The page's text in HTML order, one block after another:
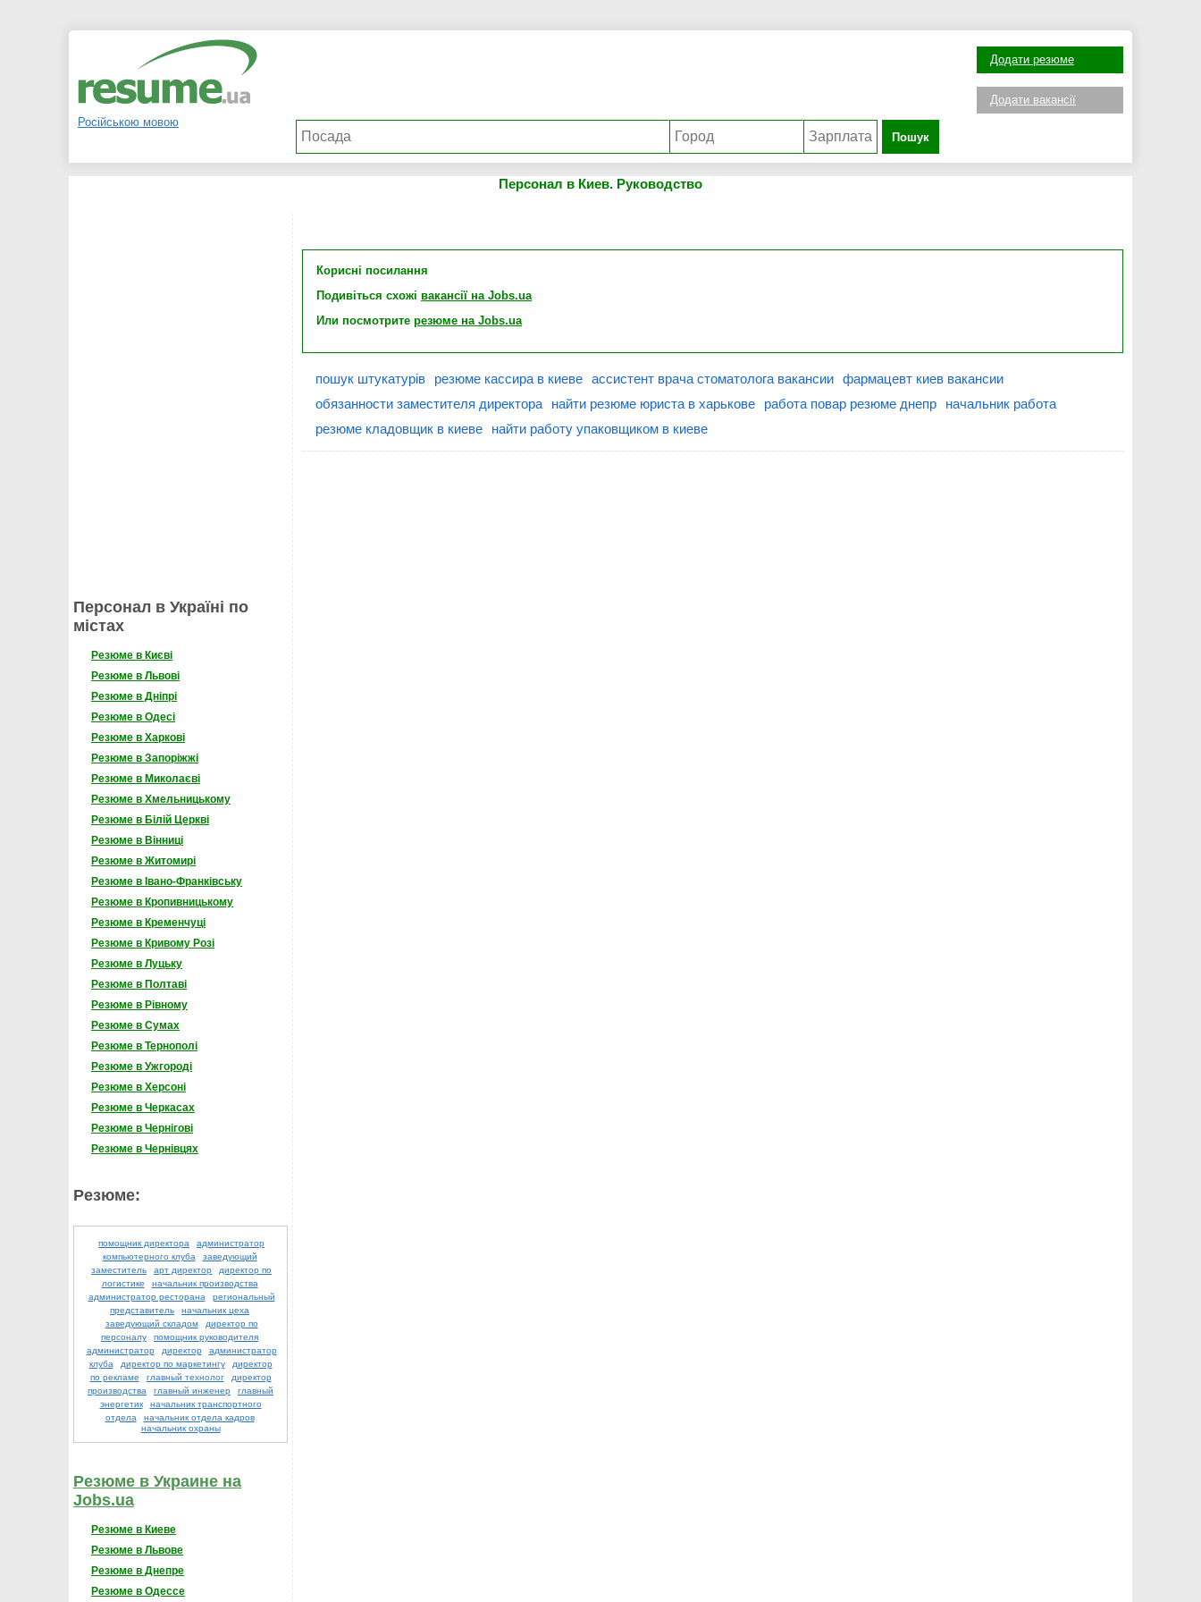
Російською мовою
Пошук
Додати резюме
Додати вакансії
Персонал в Киев. Руководство
Персонал в Україні по
містах
Резюме в Києві
Резюме в Львові
Резюме в Дніпрі
Резюме в Одесі
Резюме в Харкові
Резюме в Запоріжжі
Резюме в Миколаєві
Резюме в Хмельницькому
Резюме в Білій Церкві
Резюме в Вінниці
Резюме в Житомирі
Резюме в Івано-Франківську
Резюме в Кропивницькому
Резюме в Кременчуці
Резюме в Кривому Розі
Резюме в Луцьку
Резюме в Полтаві
Резюме в Рівному
Резюме в Сумах
Резюме в Тернополі
Резюме в Ужгороді
Резюме в Херсоні
Резюме в Черкасах
Резюме в Чернігові
Резюме в Чернівцях
Резюме:
помощник директора
администратор
компьютерного клуба
заведующий
заместитель
арт директор
директор по
логистике
начальник производства
администратор ресторана
региональный
представитель
начальник цеха
заведующий складом
директор по
персоналу
помощник руководителя
администратор
директор
администратор
клуба
директор по маркетингу
директор
по рекламе
главный технолог
директор
производства
главный инженер
главный
энергетик
начальник транспортного
отдела
начальник отдела кадров
начальник охраны
Резюме в Украине на
Jobs.ua
Резюме в Киеве
Резюме в Львове
Резюме в Днепре
Резюме в Одессе
Корисні посилання
Подивіться схожі вакансії на Jobs.ua
Или посмотрите резюме на Jobs.ua
пошук штукатурів резюме кассира в киеве ассистент врача стоматолога вакансии фармацевт киев вакансии
обязанности заместителя директора
найти резюме юриста в харькове работа повар резюме днепр
начальник работа
резюме кладовщик в киеве
найти работу упаковщиком в киеве